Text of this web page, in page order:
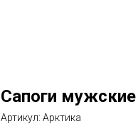
Сапоги мужские
Артикул: Арктика